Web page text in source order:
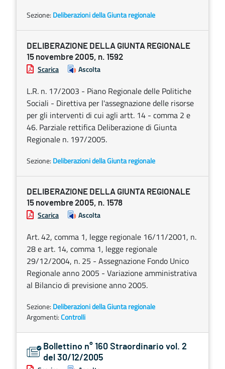
Sezione: Deliberazioni della Giunta regionale
DELIBERAZIONE DELLA GIUNTA REGIONALE
15 novembre 2005, n. 1592
Scarica Ascolta
L.R. n. 17/2003 - Piano Regionale delle Politiche
Sociali - Direttiva per l'assegnazione delle risorse
per gli interventi di cui agli artt. 14 - comma 2 e
46. Parziale rettifica Deliberazione di Giunta
Regionale n. 197/2005.
Sezione: Deliberazioni della Giunta regionale
DELIBERAZIONE DELLA GIUNTA REGIONALE
15 novembre 2005, n. 1578
Scarica Ascolta
Art. 42, comma 1, legge regionale 16/11/2001, n.
28 e art. 14, comma 1, legge regionale
29/12/2004, n. 25 - Assegnazione Fondo Unico
Regionale anno 2005 - Variazione amministrativa
al Bilancio di previsione anno 2005.
Sezione: Deliberazioni della Giunta regionale
Argomenti:Controlli
Bollettino n° 160 Straordinario vol. 2
del 30/12/2005